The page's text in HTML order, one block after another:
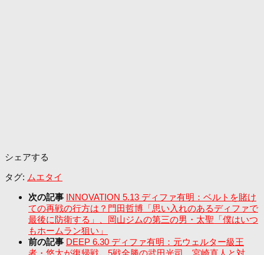
シェアする
タグ: ムエタイ
次の記事 INNOVATION 5.13 ディファ有明：ベルトを賭け
ての再戦の行方は？門田哲博「思い入れのあるディファで
最後に防衛する」、岡山ジムの第三の男・太聖「僕はいつ
もホームラン狙い」
前の記事 DEEP 6.30 ディファ有明：元ウェルター級王
者・悠太が復帰戦。5戦全勝の武田光司、宮崎直人と対